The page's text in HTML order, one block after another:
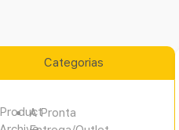
Categorias
ProductA Pronta